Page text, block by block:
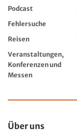
Podcast
Fehlersuche
Reisen
Veranstaltungen,
Konferenzen und
Messen
Über uns